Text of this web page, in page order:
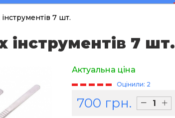
7 шт.
інструментів 7 шт.
Актуальна ціна
Оцінили: 2
700 грн.